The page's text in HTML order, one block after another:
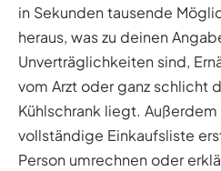
in Sekunden tausende
heraus, was zu deinen
Unverträglichkeiten sind,
vom Arzt oder ganz schlicht
Kühlschrank liegt. Außerdem
vollständige Einkaufsliste
Person umrechnen oder